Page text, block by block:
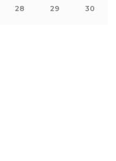
28 29 30